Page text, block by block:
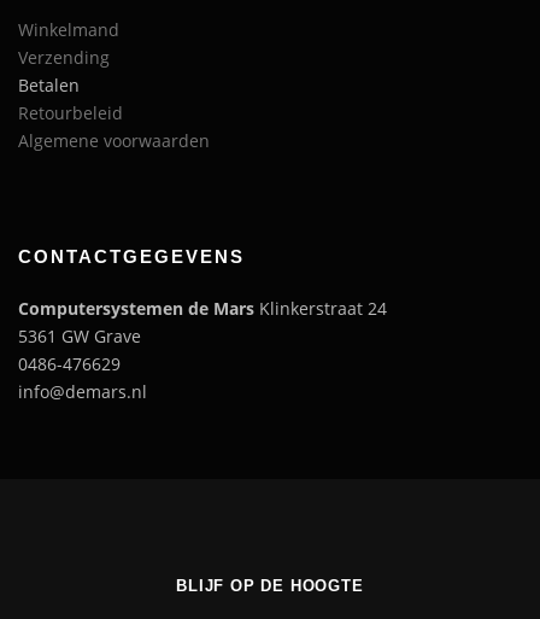
Winkelmand
Verzending
Betalen
Retourbeleid
Algemene voorwaarden
CONTACTGEGEVENS
Computersystemen de Mars Klinkerstraat 24
5361 GW Grave
0486-476629
info@demars.nl
BLIJF OP DE HOOGTE